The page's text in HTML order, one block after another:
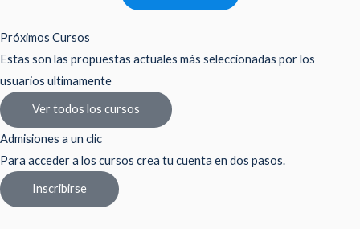
Próximos Cursos
Estas son las propuestas actuales más seleccionadas por los
usuarios ultimamente
Ver todos los cursos
Admisiones a un clic
Para acceder a los cursos crea tu cuenta en dos pasos.
Inscribirse